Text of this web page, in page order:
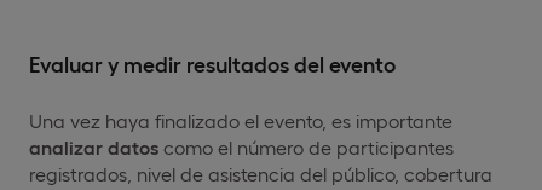
Evaluar y medir resultados del evento
Una vez haya finalizado el evento, es importante
analizar datos como el número de participantes
registrados, nivel de asistencia del público, cobertura